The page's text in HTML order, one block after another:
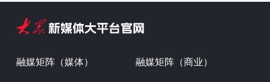
融媒矩阵（媒体） 融媒矩阵（商业）